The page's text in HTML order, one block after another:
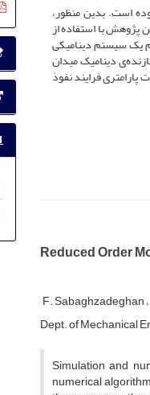
است. بدین منظور،
پژوهش با استفاده از
یک سیستم دینامیکی
دینامیک میدان
فرایند نفوذ
Reduced Order
F. Sabaghzadeghan
D‌e‌p‌t. o‌f M‌e‌c‌h‌a‌n‌i‌c‌a‌l
Simulation and
numerical